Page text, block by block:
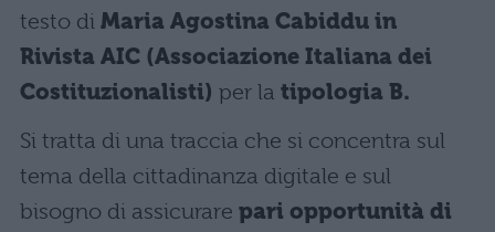
testo di Maria Agostina Cabiddu in
Rivista AIC (Associazione Italiana dei
Costituzionalisti) per la tipologia B.
Si tratta di una traccia che si concentra sul
tema della cittadinanza digitale e sul
bisogno di assicurare pari opportunità di